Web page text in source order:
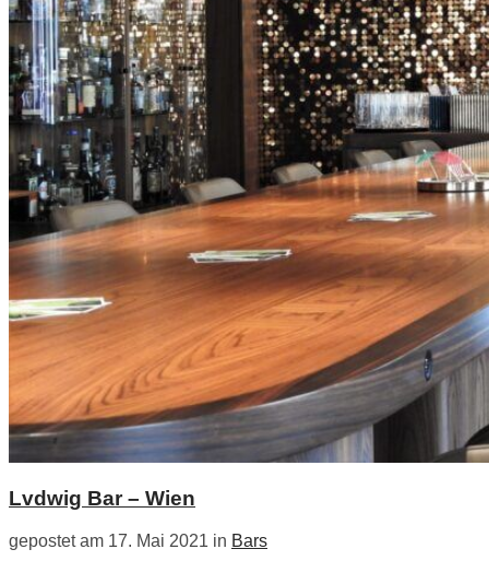
Lvdwig Bar – Wien
gepostet am 17. Mai 2021 in Bars